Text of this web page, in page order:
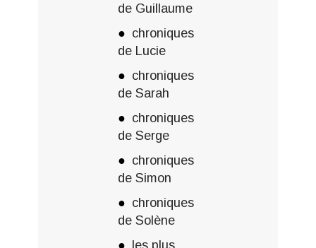
de Guillaume
chroniques
de Lucie
chroniques
de Sarah
chroniques
de Serge
chroniques
de Simon
chroniques
de Solène